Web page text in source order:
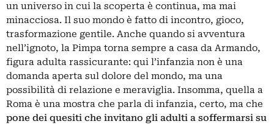
un universo in cui la scoperta è continua, ma mai
minacciosa. Il suo mondo è fatto di incontro, gioco,
trasformazione gentile. Anche quando si avventura
nell’ignoto, la Pimpa torna sempre a casa da Armando,
figura adulta rassicurante: qui l’infanzia non è una
domanda aperta sul dolore del mondo, ma una
possibilità di relazione e meraviglia. Insomma, quella a
Roma è una mostra che parla di infanzia, certo, ma che
pone dei quesiti che invitano gli adulti a soffermarsi su